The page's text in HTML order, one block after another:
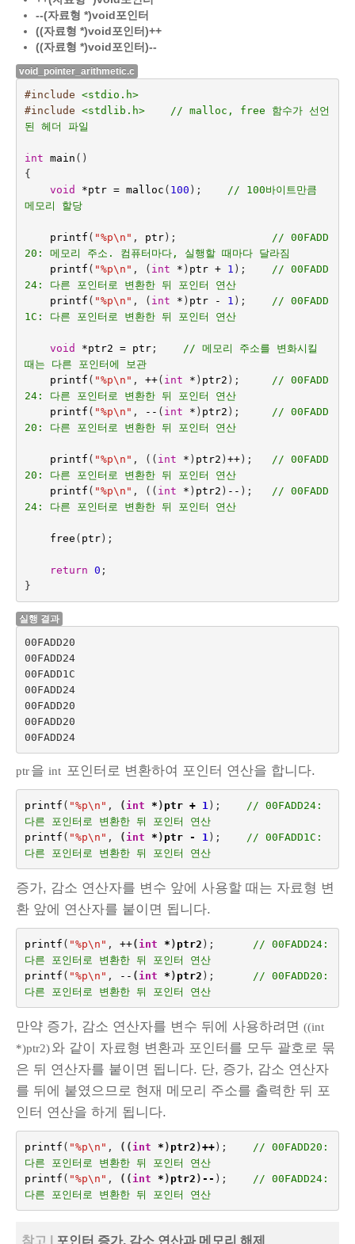
--(자료형 *)void포인터
((자료형 *)void포인터)++
((자료형 *)void포인터)--
void_pointer_arithmetic.c
#include <stdio.h>
#include <stdlib.h>    // malloc, free 함수가 선언
된 헤더 파일
int main ()
{
void
*ptr = malloc ( 100 );
// 100바이트만큼
메모리 할당
printf ( "%p\n " , ptr);
// 00FADD
20: 메모리 주소. 컴퓨터마다, 실행할 때마다 달라짐
printf ( "%p\n " , ( int * ) ptr + 1 );
// 00FADD
24: 다른 포인터로 변환한 뒤 포인터 연산
printf ( "%p\n " , ( int * ) ptr - 1 );
// 00FADD
1C: 다른 포인터로 변환한 뒤 포인터 연산
void *ptr2 = ptr;
// 메모리 주소를 변화시킬
때는 다른 포인터에 보관
printf ( "%p\n " , ++( int * ) ptr2 );
// 00FADD
24: 다른 포인터로 변환한 뒤 포인터 연산
printf ( "%p\n " , -- ( int * ) ptr2 );
// 00FADD
20: 다른 포인터로 변환한 뒤 포인터 연산
printf ( "%p\n " , (( int * ) ptr2 ) ++);
// 00FADD
20: 다른 포인터로 변환한 뒤 포인터 연산
printf ( "%p\n " , (( int * ) ptr2 ) -- );
// 00FADD
24: 다른 포인터로 변환한 뒤 포인터 연산
free ( ptr);
return 0 ;
}
실행 결과
00FADD20
00FADD24
00FADD1C
00FADD24
00FADD20
00FADD20
00FADD24
ptr을 int 포인터로 변환하여 포인터 연산을 합니다.
printf ( "%p\n " , ( int * ) ptr + 1 );
// 00FADD24:
다른 포인터로 변환한 뒤 포인터 연산
printf ( "%p\n " , ( int * ) ptr - 1 );
// 00FADD1C:
다른 포인터로 변환한 뒤 포인터 연산
증가, 감소 연산자를 변수 앞에 사용할 때는 자료형 변
환 앞에 연산자를 붙이면 됩니다.
printf ( "%p\n " , ++( int * ) ptr2 );
// 00FADD24:
다른 포인터로 변환한 뒤 포인터 연산
printf ( "%p\n " , -- ( int * ) ptr2 );
// 00FADD20:
다른 포인터로 변환한 뒤 포인터 연산
만약 증가, 감소 연산자를 변수 뒤에 사용하려면 ((int
*)ptr2)와 같이 자료형 변환과 포인터를 모두 괄호로 묶
은 뒤 연산자를 붙이면 됩니다. 단, 증가, 감소 연산자
를 뒤에 붙였으므로 현재 메모리 주소를 출력한 뒤 포
인터 연산을 하게 됩니다.
printf ( "%p\n " , (( int * ) ptr2 )++);
// 00FADD20:
다른 포인터로 변환한 뒤 포인터 연산
printf ( "%p\n " , (( int * ) ptr2 ) -- );
// 00FADD24:
다른 포인터로 변환한 뒤 포인터 연산
참고 | 포인터 증가, 감소 연산과 메모리 해제